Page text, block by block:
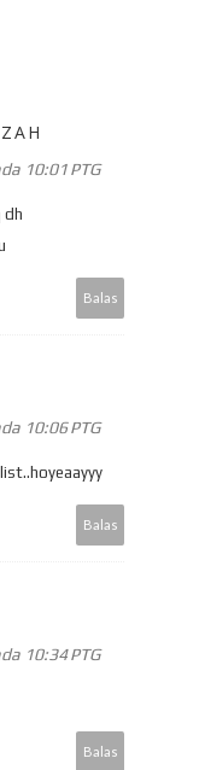
10:01 PTG
dh
Balas
10:06 PTG
Balas
10:34 PTG
Balas